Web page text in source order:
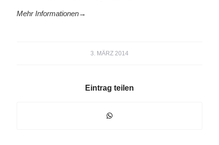
Mehr Informationen→
3. MÄRZ 2014
Eintrag teilen